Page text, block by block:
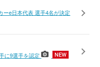
ーe日本代表 選手4名が決定
に9選手を認定